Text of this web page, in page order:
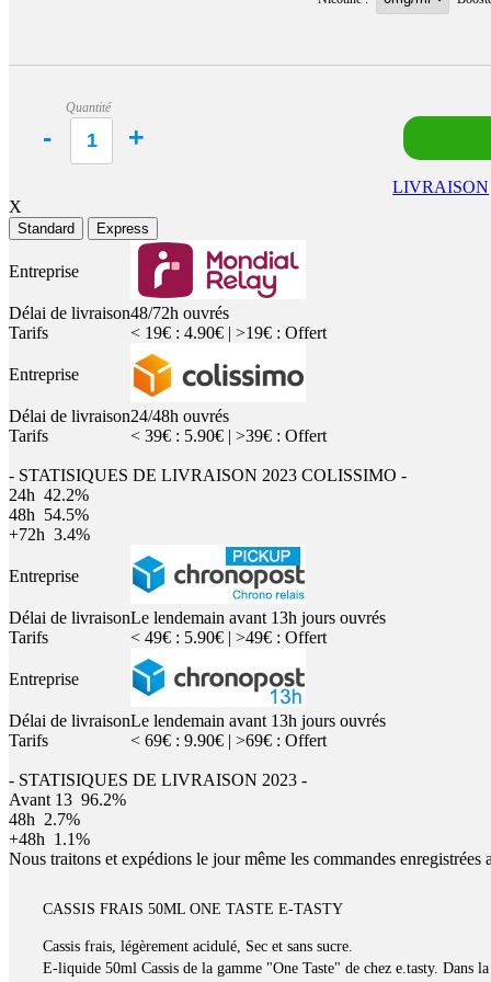
Quantité
LIVRAISON
X
Standard Express
Entreprise
Délai de livraison48/72h ouvrés
Tarifs
< 19€ : 4.90€ | >19€ : Offert
Entreprise
Délai de livraison24/48h ouvrés
Tarifs
< 39€ : 5.90€ | >39€ : Offert
- STATISIQUES DE LIVRAISON 2023 COLISSIMO -
24h 42.2%
48h 54.5%
+72h 3.4%
Entreprise
Délai de livraisonLe lendemain avant 13h jours ouvrés
Tarifs
< 49€ : 5.90€ | >49€ : Offert
Entreprise
Délai de livraisonLe lendemain avant 13h jours ouvrés
Tarifs
< 69€ : 9.90€ | >69€ : Offert
- STATISIQUES DE LIVRAISON 2023 -
Avant 13 96.2%
48h 2.7%
+48h 1.1%
Nous traitons et expédions le jour même les commandes
CASSIS FRAIS 50ML ONE TASTE E-TASTY
Cassis frais, légèrement acidulé, Sec et sans sucre.
E-liquide 50ml Cassis de la gamme "One Taste" de chez e.tasty. Dans